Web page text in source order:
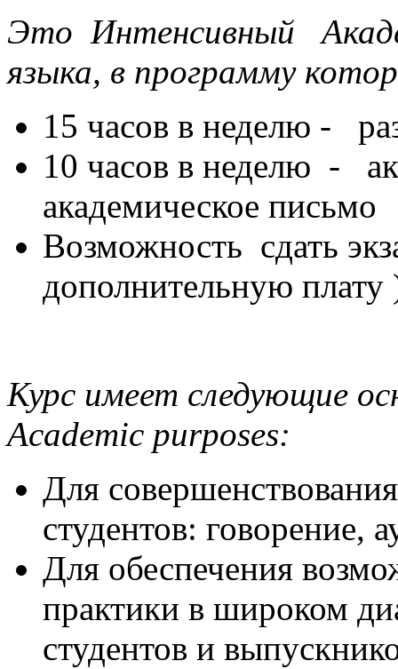
Это Интенсивный
языка, в программу
15 часов в неделю -
10 часов в неделю -
академическое письмо
Возможность сдать
дополнительную плату
Курс имеет следующие
Academic purposes:
Для
студентов: говорение,
Для обеспечения
практики в широком
студентов и